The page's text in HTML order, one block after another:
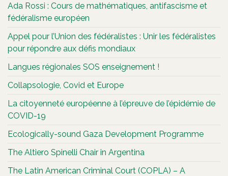
Ada Rossi : Cours de mathématiques, antifascisme et
fédéralisme européen
Appel pour l’Union des fédéralistes : Unir les fédéralistes
pour répondre aux défis mondiaux
Langues régionales SOS enseignement !
Collapsologie, Covid et Europe
La citoyenneté européenne à l’épreuve de l’épidémie de
COVID-19
Ecologically-sound Gaza Development Programme
The Altiero Spinelli Chair in Argentina
The Latin American Criminal Court (COPLA) – A